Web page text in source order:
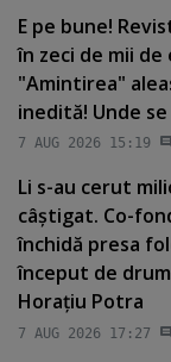
E pe bune!
în zeci de mii de
"Amintirea"
inedită! Unde se
7 AUG 2026 15:19
Li s-au cerut
câştigat. Co-
închidă presa
început de
Horaţiu Potra
7 AUG 2026 17:27